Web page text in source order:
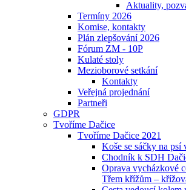
Aktuality,
Termíny 2026
Komise, kontakty
Plán zlepšování 2026
Fórum ZM - 10P
Kulaté stoly
Mezioborové setkání
Kontakty
Veřejná projednání
Partneři
GDPR
Tvoříme Dačice
Tvoříme Dačice 2021
Koše se sáčky na psí
Chodník k SDH
Oprava vycházkové
Třem křížům –